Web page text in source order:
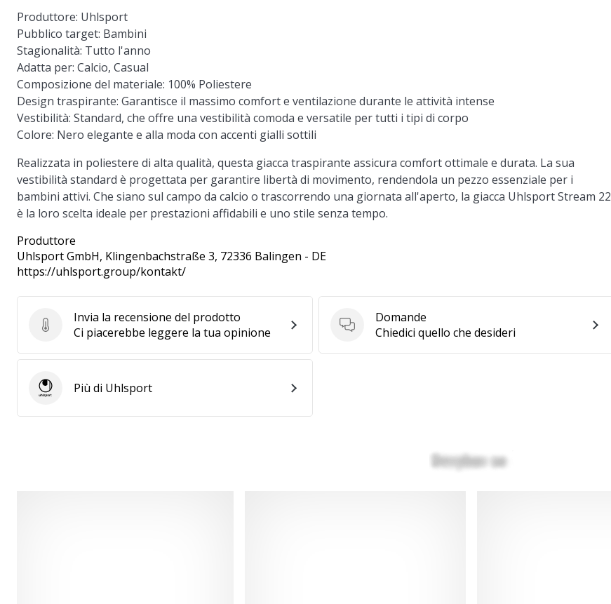
Produttore: Uhlsport
Pubblico target: Bambini
Stagionalità: Tutto l'anno
Adatta per: Calcio, Casual
Composizione del materiale: 100% Poliestere
Design traspirante: Garantisce il massimo comfort e ventilazione durante le attività intense
Vestibilità: Standard, che offre una vestibilità comoda e versatile per tutti i tipi di corpo
Colore: Nero elegante e alla moda con accenti gialli sottili
Realizzata in poliestere di alta qualità, questa giacca traspirante assicura comfort ottimale e durata. La sua
vestibilità standard è progettata per garantire libertà di movimento, rendendola un pezzo essenziale per i
bambini attivi. Che siano sul campo da calcio o trascorrendo una giornata all'aperto, la giacca Uhlsport Stream 22
è la loro scelta ideale per prestazioni affidabili e uno stile senza tempo.
Produttore
Uhlsport GmbH, Klingenbachstraße 3, 72336 Balingen - DE
https://uhlsport.group/kontakt/
Invia la recensione del prodotto
Invia la recensione del prodotto
Ci piacerebbe leggere la tua opinione
Domande
Domande
Chiedici quello che desideri
UhlsportPiù di Uhlsport